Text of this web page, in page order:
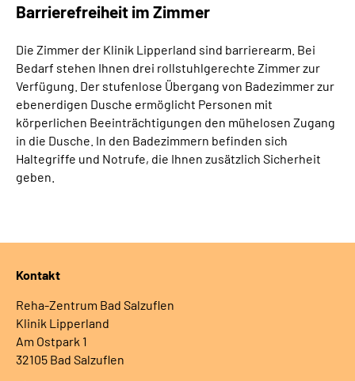
Barrierefreiheit im Zimmer
Die Zimmer der Klinik Lipperland sind barrierearm. Bei
Bedarf stehen Ihnen drei rollstuhlgerechte Zimmer zur
Verfügung. Der stufenlose Übergang von Badezimmer zur
ebenerdigen Dusche ermöglicht Personen mit
körperlichen Beeinträchtigungen den mühelosen Zugang
in die Dusche. In den Badezimmern befinden sich
Haltegriffe und Notrufe, die Ihnen zusätzlich Sicherheit
geben.
Kontakt
Reha-Zentrum Bad Salzuflen
Klinik Lipperland
Am Ostpark 1
32105 Bad Salzuflen